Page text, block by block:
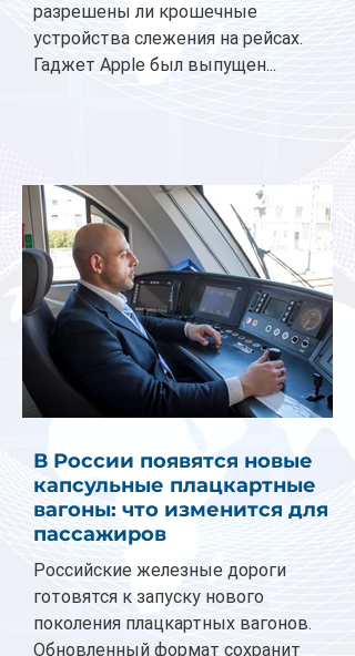
разрешены ли крошечные
устройства слежения на рейсах.
Гаджет Apple был выпущен...
В России появятся новые
капсульные плацкартные
вагоны: что изменится для
пассажиров
Российские железные дороги
готовятся к запуску нового
поколения плацкартных вагонов.
Обновленный формат сохранит